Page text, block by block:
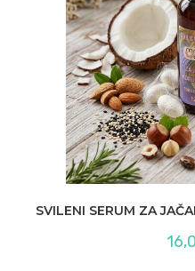
SVILENI SERUM ZA